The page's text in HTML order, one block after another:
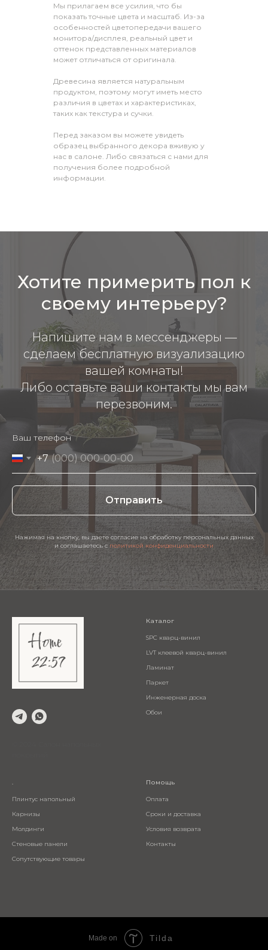
Мы прилагаем все усилия, что бы
показать точные цвета и масштаб. Из-за
особенностей цветопередачи вашего
монитора/дисплея, реальный цвет и
оттенок представленных материалов
может отличаться от оригинала.
Древесина является натуральным
продуктом, поэтому могут иметь место
различия в цветах и характеристиках,
таких как текстура и сучки.
Перед заказом вы можете увидеть
образец выбранного декора вживую у
нас в салоне. Либо связаться с нами для
получения более подробной
информации.
Хотите примерить пол к
своему интерьеру?
Напишите нам в мессенджеры —
сделаем бесплатную визуализацию
вашей комнаты!
Либо оставьте ваши контакты мы вам
перезвоним.
Ваш телефон
+7
Отправить
Нажимая на кнопку, вы даете согласие на обработку персональных данных
и соглашаетесь c политикой конфиденциальности
Каталог
SPC кварц-винил
LVT клеевой кварц-винил
Ламинат
Паркет
Инженерная доска
Обои
.
Плинтус напольный
Карнизы
Молдинги
Стеновые панели
Сопутствующие товары
Помощь
Оплата
Сроки и доставка
Условия возврата
Контакты
Made on Tilda